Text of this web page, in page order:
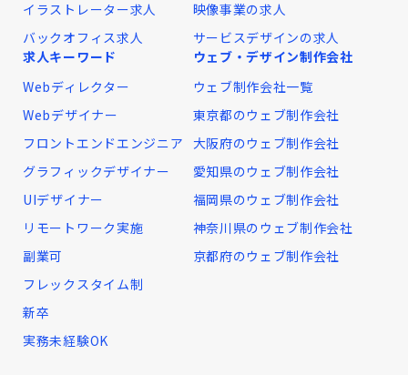
イラストレーター求人
バックオフィス求人
映像事業の求人
サービスデザインの求人
求人キーワード
Webディレクター
Webデザイナー
フロントエンドエンジニア
グラフィックデザイナー
UIデザイナー
リモートワーク実施
副業可
フレックスタイム制
新卒
実務未経験OK
ウェブ・デザイン制作会社
ウェブ制作会社一覧
東京都のウェブ制作会社
大阪府のウェブ制作会社
愛知県のウェブ制作会社
福岡県のウェブ制作会社
神奈川県のウェブ制作会社
京都府のウェブ制作会社